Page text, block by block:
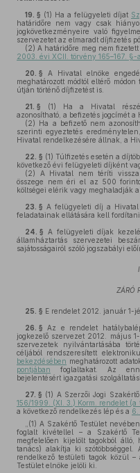
19. § (1) Ha a felügyeleti díjat
határidőre nem vagy csak
jogkövetkezményeire való
szervezetet az elmaradt díjfizetés
(2) A határidőre meg nem
2003. évi XCII. törvény 165–167. §-a
20. § A Hivatal elnöke
meghatározott módtól eltérő
útján történő díjfizetést is.
21. § (1) Ha a Hivatal
azonosítható, a befizetés jogcímét a
(2) Ha a befizető nem
szerinti egyeztetés
Hivatal rendelkezésére állnak, a
22. § (1) Túlfizetés esetén a
következő évi felügyeleti díjként
(2) A Hivatal nem téríti
összege nem éri el az 500
költségei elérik vagy meghaladják
23. § A felügyeleti díj a
feladatainak ellátására kell fordítani.
24. § A felügyeleti díjak
államháztartás szervezetei
sajátosságairól szóló jogszabályi
ZÁRÓ
25. § E rendelet 2012. január 1-
26. § Az e rendelet
jogkezelő szervezet 2012. május
szervezetek nyilvántartásába
céljából rendszeresített
bekezdésében meghatározott
pontjában foglaltakat. Az
bejelentésért igazgatási
27. § (1) A Szerzői Jogi
156/1999. (XI. 3.) Korm. rendelet
a következő rendelkezés lép és a 6.
„(1) A Szakértő Testület
foglalt kivétellel – a Szakértő
megfelelően kijelölt tagokból
tanács) alakítja ki
rendelkező testületi tagok közül
Testület elnöke jelöli ki.